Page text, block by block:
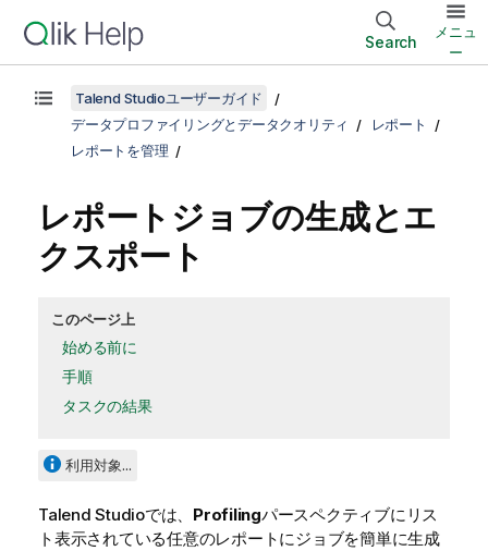
Search
メニュ
ー
Talend Studioユーザーガイド
データプロファイリングとデータクオリティ
レポート
レポートを管理
レポートジョブの生成とエ
クスポート
このページ上
始める前に
手順
タスクの結果
利用対象...
Talend Studioでは、 Profilingパースペクティブにリス
ト表示されている任意のレポートにジョブを簡単に生成